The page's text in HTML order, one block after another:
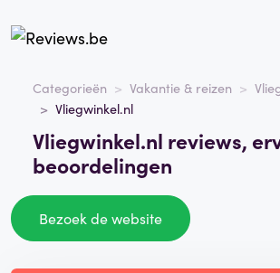
Categorieën Vakantie & reizen
Vliegwinkel.nl
Vliegwinkel.nl reviews,
beoordelingen
Bezoek de website